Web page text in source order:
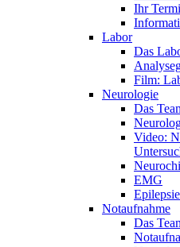
Ihr
Labor
Das
Film:
Neurologie
Das
Video:
EMG
Notaufnahme
Das